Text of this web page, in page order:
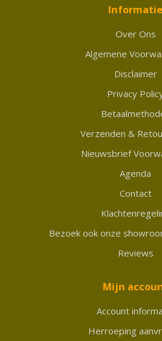
Informatie
Over Ons
Algemene
Disclaimer
Privacy
Verzenden &
Nieuwsbrief
Agenda
Contact
Bezoek ook onze
Reviews
Mijn
Account
Herroeping